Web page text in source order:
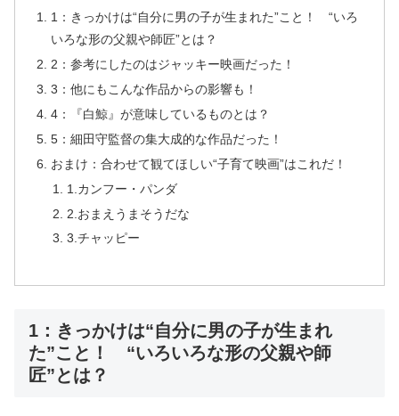
1：きっかけは“自分に男の子が生まれた”こと！ “いろ
いろな形の父親や師匠”とは？
2：参考にしたのはジャッキー映画だった！
3：他にもこんな作品からの影響も！
4：『白鯨』が意味しているものとは？
5：細田守監督の集大成的な作品だった！
おまけ：合わせて観てほしい“子育て映画”はこれだ！
1.カンフー・パンダ
2.おまえうまそうだな
3.チャッピー
1：きっかけは“自分に男の子が生まれ
た”こと！ “いろいろな形の父親や師
匠”とは？